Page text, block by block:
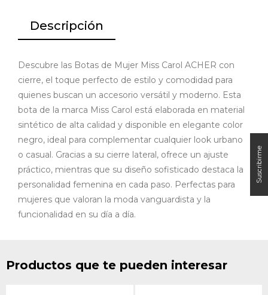
Descripción
Descubre las Botas de Mujer Miss Carol ACHER con
cierre, el toque perfecto de estilo y comodidad para
quienes buscan un accesorio versátil y moderno. Esta
bota de la marca Miss Carol está elaborada en material
sintético de alta calidad y disponible en elegante color
negro, ideal para complementar cualquier look urbano
o casual. Gracias a su cierre lateral, ofrece un ajuste
práctico, mientras que su diseño sofisticado destaca la
personalidad femenina en cada paso. Perfectas para
mujeres que valoran la moda vanguardista y la
funcionalidad en su día a día.
Productos que te pueden interesar